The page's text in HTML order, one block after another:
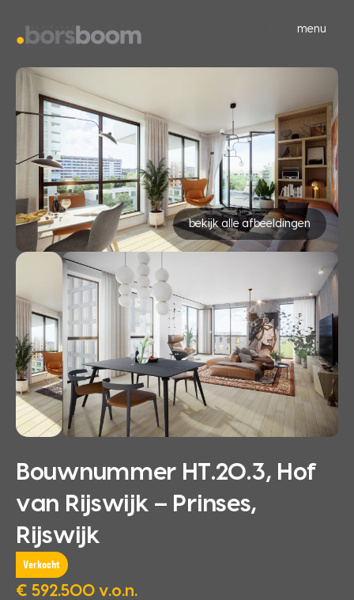
menu
bekijk alle afbeeldingen
Bouwnummer HT.20.3, Hof
van Rijswijk – Prinses,
Rijswijk
Verkocht
€ 592.500 v.o.n.